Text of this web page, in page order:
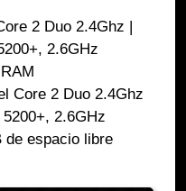
2 Duo 2.4Ghz |
2.6GHz
Core 2 Duo 2.4Ghz
5200+, 2.6GHz
de espacio libre